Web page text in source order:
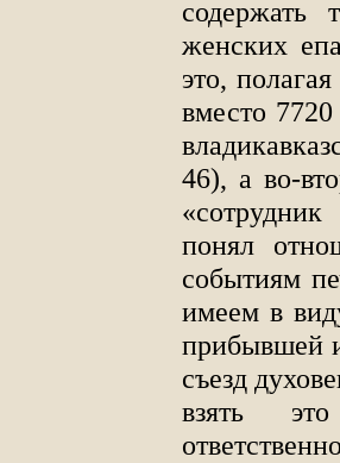
содержать
женских
это,
вместо
46), а во-
понял
событиям
имеем в
прибывшей
съезд
взять